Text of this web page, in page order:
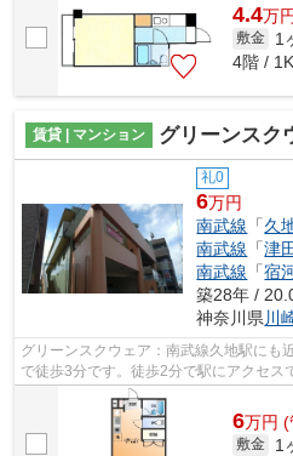
4.4万円
敷金 1
4階 /
賃貸 | マンション グリーンスク
礼0
6万円
南武線 「久
南武線 「津
南武線 「宿
築28年 /
神奈川県 川
グリーンスクウェア：南武線久地駅にも
で徒歩3分です。徒歩2分で駅にアクセス
耐久性に優れ、管理の手間も抑えられ...
6万円 (
敷金 1